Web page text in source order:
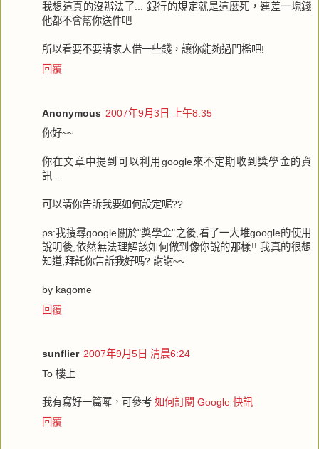
我想這真的沒辦法了... 銀行的規定就是這麼死，連差一塊錢
他都不會幫你送件吧
所以看要不要請家人借一些錢，讓你能夠過門檻吧!
回覆
Anonymous 2007年9月3日 上午8:35
你好~~
你在文章中提到可以利用google來不定期收到獎學金的資
訊....
可以請你告訴我要如何設定呢??
ps:我搜尋google關於"獎學金"之後,看了一大堆google的使用
說明後,依然無法理解該如何做到像你說的那樣!! 我真的很想
知道,拜託你告訴我好嗎? 謝謝~~
by kagome
回覆
sunflier 2007年9月5日 清晨6:24
To 樓上
我有寫好一篇囉，可參考 如何訂閱 Google 快訊
回覆